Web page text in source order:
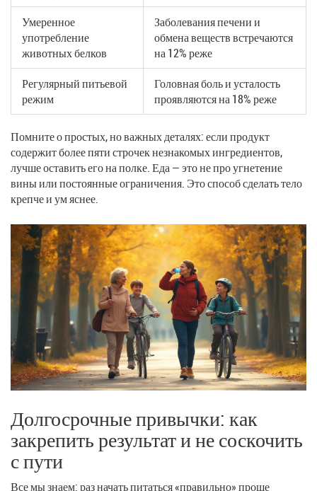
Умеренное
употребление
животных белков
Заболевания печени и
обмена веществ встречаются
на 12% реже
Регулярный питьевой
режим
Головная боль и усталость
проявляются на 18% реже
Помните о простых, но важных деталях: если продукт
содержит более пяти строчек незнакомых ингредиентов,
лучше оставить его на полке. Еда — это не про угнетение
вины или постоянные ограничения. Это способ сделать тело
крепче и ум яснее.
Долгосрочные привычки: как
закрепить результат и не соскочить
с пути
Все мы знаем: раз начать питаться «правильно» проще